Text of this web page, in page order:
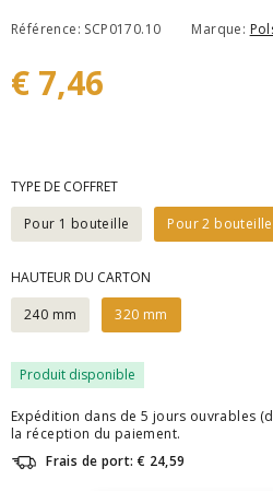
Référence: SCP0170.10 Marque:
€ 7,46
TYPE DE COFFRET
Pour 1 bouteille
Pour 2
HAUTEUR DU CARTON
240 mm
320 mm
Produit disponible
Expédition dans de 5 jours ouvrables
la réception du paiement.
Frais de port: € 24,59